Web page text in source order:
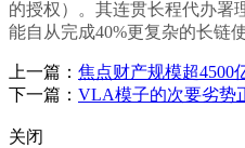
的授权）。其连贯长程代办
能自从完成40%更复杂的长链使
上一篇： 焦点财产规模超4500
下一篇： VLA模子的次要劣势
关闭